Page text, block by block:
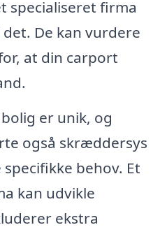
specialiseret firma
De kan vurdere
at din carport
er unik, og
også skræddersys
behov. Et
kan udvikle
ekstra